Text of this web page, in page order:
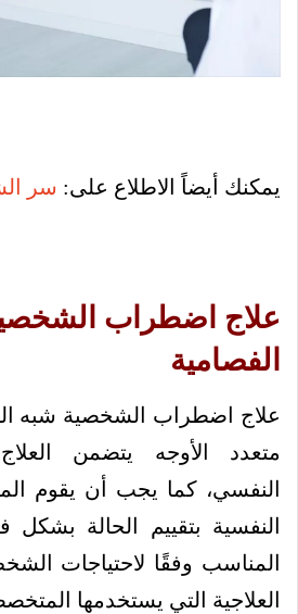
يمكنك أيضاً الاطلاع على: سر
علاج اضطراب
الفصامية
علاج اضطراب الشخصية شبه
متعدد الأوجه يتضمن
النفسي، كما يجب أن يقوم
النفسية بتقييم الحالة بشكل
المناسب وفقًا لاحتياجات
العلاجية التي يستخدمها